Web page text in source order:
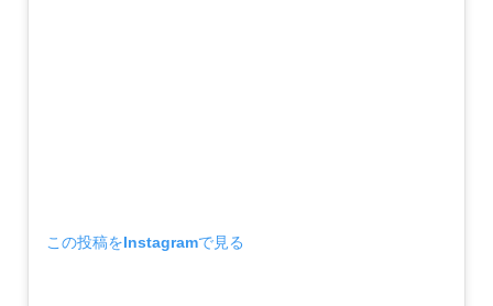
この投稿をInstagramで見る